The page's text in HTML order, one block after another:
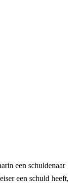
een schuldenaar
een schuld heeft,